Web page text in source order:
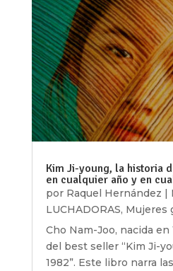
Kim Ji-young, la historia
en cualquier año y en
por Raquel Hernández |
LUCHADORAS, Mujeres
Cho Nam-Joo, nacida en
del best seller “Kim Ji-
1982”. Este libro narra